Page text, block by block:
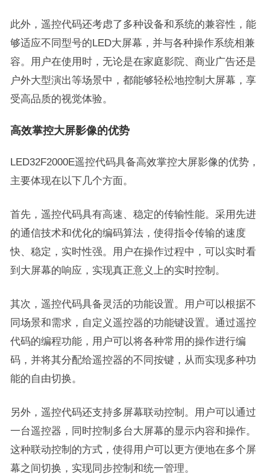
此外，遥控代码还考虑了多种设备和系统的兼容性，能
够适应不同型号的LED大屏幕，并与各种操作系统相兼
容。用户在使用时，无论是在家庭影院、商业广告还是
户外大型演出等场景中，都能够轻松地控制大屏幕，享
受高品质的视觉体验。
高效掌控大屏影像的优势
LED32F2000E遥控代码具备高效掌控大屏影像的优势，
主要体现在以下几个方面。
首先，遥控代码具有高速、稳定的传输性能。采用先进
的通信技术和优化的编码算法，使得指令传输的速度
快、稳定，实时性强。用户在操作过程中，可以实时看
到大屏幕的响应，实现真正意义上的实时控制。
其次，遥控代码具备灵活的功能设置。用户可以根据不
同场景和需求，自定义遥控器的功能键设置。通过遥控
代码的编程功能，用户可以将各种常用的操作进行编
码，并将其分配给遥控器的不同按键，从而实现多种功
能的自由切换。
另外，遥控代码还支持多屏幕联动控制。用户可以通过
一台遥控器，同时控制多台大屏幕的显示内容和操作。
这种联动控制的方式，使得用户可以更方便地在多个屏
幕之间切换，实现同步控制和统一管理。